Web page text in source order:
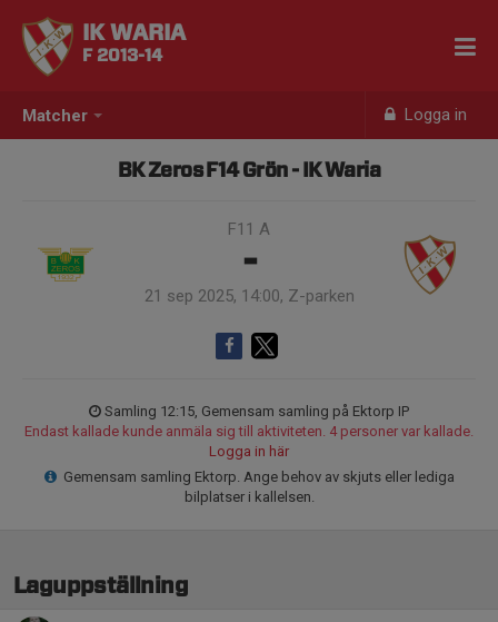
Matcher Logga in
IK WARIA
F 2013-14
BK Zeros F14 Grön - IK Waria
F11 A
-
21 sep 2025, 14:00, Z-parken
Samling 12:15, Gemensam samling på Ektorp IP
Endast kallade kunde anmäla sig till aktiviteten. 4 personer var kallade.
Logga in här
Gemensam samling Ektorp. Ange behov av skjuts eller lediga
bilplatser i kallelsen.
Laguppställning